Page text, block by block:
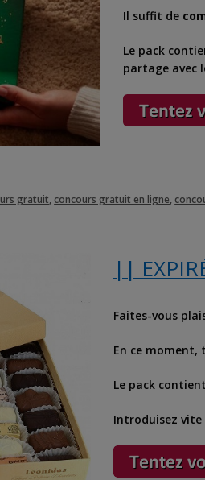
Il suffit de
Le pack
partage avec
gratuit concours gratuit en ligne
||
Faites-vous
En ce
Le pack
Introduisez